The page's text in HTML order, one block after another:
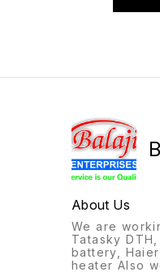
About Us
We are
Tatasky
battery,
heater Also